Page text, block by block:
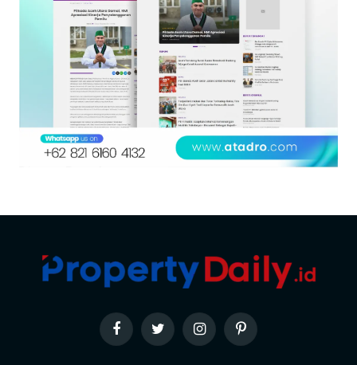
FacebookTwitter InstagramPinterest